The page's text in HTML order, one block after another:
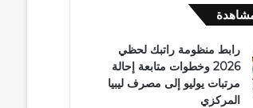
مشاهدة
رابط منظومة راتبك لحظي
2026 وخطوات متابعة إحالة
مرتبات يوليو إلى مصرف ليبيا
المركزي